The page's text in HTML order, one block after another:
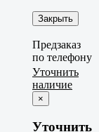
Закрыть
Предзаказ
по телефону
Уточнить
наличие
×
Уточнить